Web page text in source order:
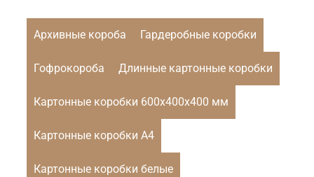
Архивные короба Гардеробные коробки
Гофрокороба Длинные картонные коробки
Картонные коробки 600х400х400 мм
Картонные коробки А4
Картонные коробки белые